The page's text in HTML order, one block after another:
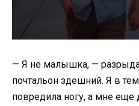
— Я не малышка, —
почтальон здешний. Я в
повредила ногу, а мне